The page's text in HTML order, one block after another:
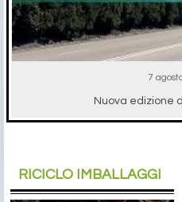
7
Nuova edizione
RICICLO IMBALLAGGI